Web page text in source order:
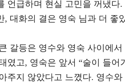
언급하며 현실 고민을 꺼냈
, 대화의 결은 영숙 님과 더 좋
갈등은 영수와 영숙 사이에
였고, 영숙은 앞서 “술이 들
주지 않았다고 느꼈다. 영수